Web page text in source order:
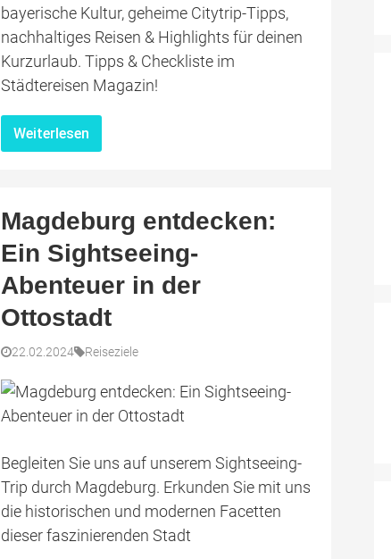
bayerische Kultur, geheime Citytrip-Tipps,
nachhaltiges Reisen & Highlights für deinen
Kurzurlaub. Tipps & Checkliste im
Städtereisen Magazin!
Weiterlesen
Magdeburg entdecken:
Ein Sightseeing-
Abenteuer in der
Ottostadt
22.02.2024 Reiseziele
Begleiten Sie uns auf unserem Sightseeing-
Trip durch Magdeburg. Erkunden Sie mit uns
die historischen und modernen Facetten
dieser faszinierenden Stadt